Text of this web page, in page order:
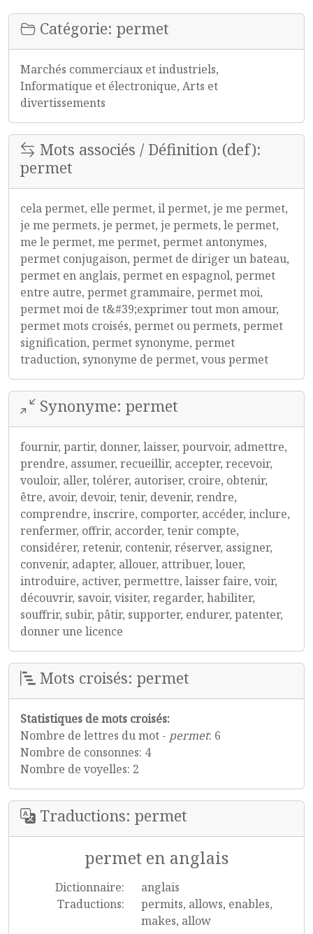
Catégorie: permet
Marchés commerciaux et industriels,
Informatique et électronique, Arts et
divertissements
Mots associés / Définition (def):
permet
cela permet, elle permet, il permet, je me permet,
je me permets, je permet, je permets, le permet,
me le permet, me permet, permet antonymes,
permet conjugaison, permet de diriger un bateau,
permet en anglais, permet en espagnol, permet
entre autre, permet grammaire, permet moi,
permet moi de t&#39;exprimer tout mon amour,
permet mots croisés, permet ou permets, permet
signification, permet synonyme, permet
traduction, synonyme de permet, vous permet
Synonyme: permet
fournir, partir, donner, laisser, pourvoir, admettre,
prendre, assumer, recueillir, accepter, recevoir,
vouloir, aller, tolérer, autoriser, croire, obtenir,
être, avoir, devoir, tenir, devenir, rendre,
comprendre, inscrire, comporter, accéder, inclure,
renfermer, offrir, accorder, tenir compte,
considérer, retenir, contenir, réserver, assigner,
convenir, adapter, allouer, attribuer, louer,
introduire, activer, permettre, laisser faire, voir,
découvrir, savoir, visiter, regarder, habiliter,
souffrir, subir, pâtir, supporter, endurer, patenter,
donner une licence
Mots croisés: permet
Statistiques de mots croisés:
Nombre de lettres du mot - permet: 6
Nombre de consonnes: 4
Nombre de voyelles: 2
Traductions: permet
permet en anglais
Dictionnaire:
anglais
Traductions:
permits, allows, enables,
makes, allow